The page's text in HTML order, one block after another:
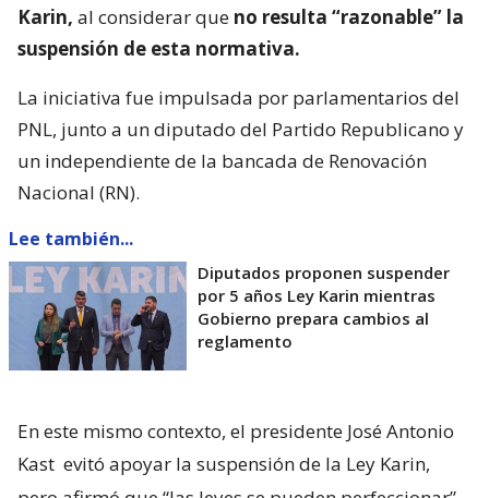
Karin, al considerar que no resulta “razonable” la
suspensión de esta normativa.
La iniciativa fue impulsada por parlamentarios del
PNL, junto a un diputado del Partido Republicano y
un independiente de la bancada de Renovación
Nacional (RN).
Lee también...
Diputados proponen suspender
por 5 años Ley Karin mientras
Gobierno prepara cambios al
reglamento
En este mismo contexto, el presidente José Antonio
Kast evitó apoyar la suspensión de la Ley Karin,